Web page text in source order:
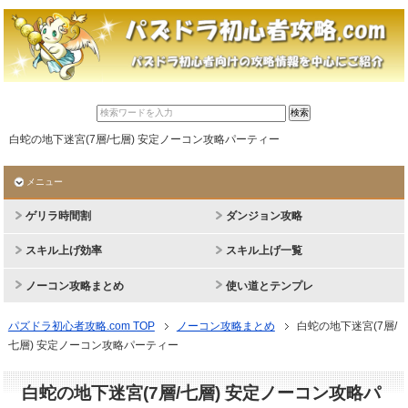
白蛇の地下迷宮(7層/七層) 安定ノーコン攻略パーティー
メニュー
ゲリラ時間割 ダンジョン攻略
スキル上げ効率 スキル上げ一覧
ノーコン攻略まとめ 使い道とテンプレ
パズドラ初心者攻略.com TOP ノーコン攻略まとめ
白蛇の地下迷宮(7層/
七層) 安定ノーコン攻略パーティー
白蛇の地下迷宮(7層/七層) 安定ノーコン攻略パ